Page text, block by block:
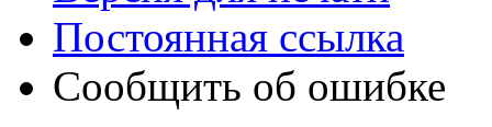
Постоянная ссылка
Сообщить об ошибке